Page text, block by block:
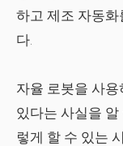
하고 제조 자동
다.
자율 로봇을 사
있다는 사실을
렇게 할 수 있는